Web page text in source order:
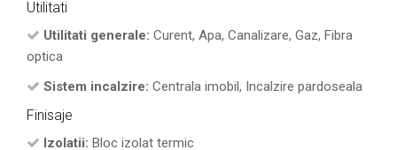
Utilitati
Utilitati generale: Curent, Apa, Canalizare, Gaz, Fibra
optica
Sistem incalzire: Centrala imobil, Incalzire pardoseala
Finisaje
Izolatii: Bloc izolat termic